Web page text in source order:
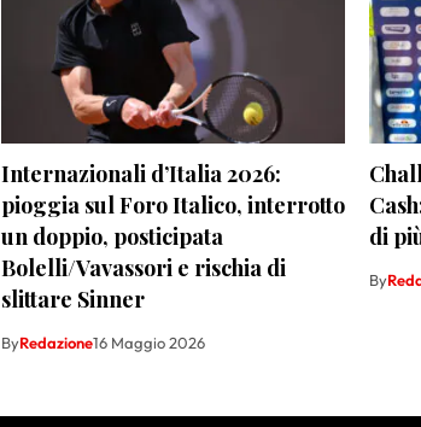
Internazionali d’Italia 2026:
pioggia sul Foro Italico, interrotto
un doppio, posticipata
Bolelli/Vavassori e rischia di
slittare Sinner
ByRedazione16 Maggio 2026
di
By